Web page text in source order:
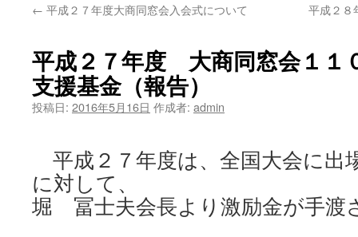
ン
へ
ス
プ
← 平成２７年度大商同窓会入会式について 平成２８
平成２７年度 大商同窓会１１
支援基金（報告）
投稿日: 2016年5月16日 作成者: admin
平成２７年度は、全国大会に出
に対して、
堀 冨士夫会長より激励金が手渡